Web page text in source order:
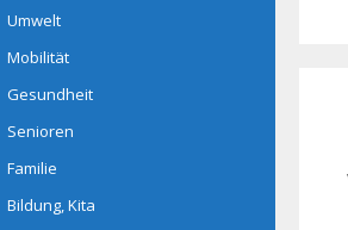
Umwelt
Mobilität
Gesundheit
Senioren
Familie
Bildung, Kita